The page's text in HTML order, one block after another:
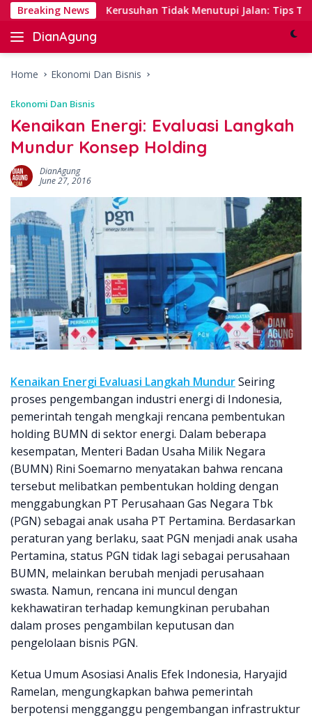
Skip
content
Breaking NewsKerusuhan Tidak Menutupi Jalan: Tips Tanggap
DianAgung
Blog
&
Insights
Home Ekonomi Dan Bisnis
Ekonomi Dan Bisnis
Kenaikan Energi: Evaluasi Langkah
Mundur Konsep Holding
DianAgung
June 27, 2016
Kenaikan Energi Evaluasi Langkah MundurSeiring
proses pengembangan industri energi di Indonesia,
pemerintah tengah mengkaji rencana pembentukan
holding BUMN di sektor energi. Dalam beberapa
kesempatan, Menteri Badan Usaha Milik Negara
(BUMN) Rini Soemarno menyatakan bahwa rencana
tersebut melibatkan pembentukan holding dengan
menggabungkan PT Perusahaan Gas Negara Tbk
(PGN) sebagai anak usaha PT Pertamina. Berdasarkan
peraturan yang berlaku, saat PGN menjadi anak usaha
Pertamina, status PGN tidak lagi sebagai perusahaan
BUMN, melainkan berubah menjadi perusahaan
swasta. Namun, rencana ini muncul dengan
kekhawatiran terhadap kemungkinan perubahan
dalam proses pengambilan keputusan dan
pengelolaan bisnis PGN.
Ketua Umum Asosiasi Analis Efek Indonesia, Haryajid
Ramelan, mengungkapkan bahwa pemerintah
berpotensi mengganggu pengembangan infrastruktur